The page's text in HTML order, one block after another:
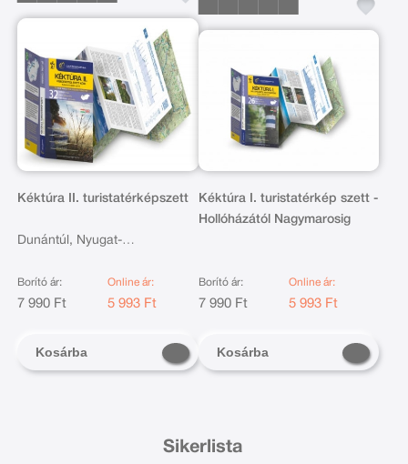
Kéktúra II. turistatérképszett
Dunántúl, Nyugat-
kő
Borító ár:
7 990 Ft
Online ár:
5 993 Ft
Kosárba
Kéktúra I. turistatérkép szett -
Hollóházától Nagymarosig
Borító ár:
7 990 Ft
Online ár:
5 993 Ft
Kosárba
Sikerlista